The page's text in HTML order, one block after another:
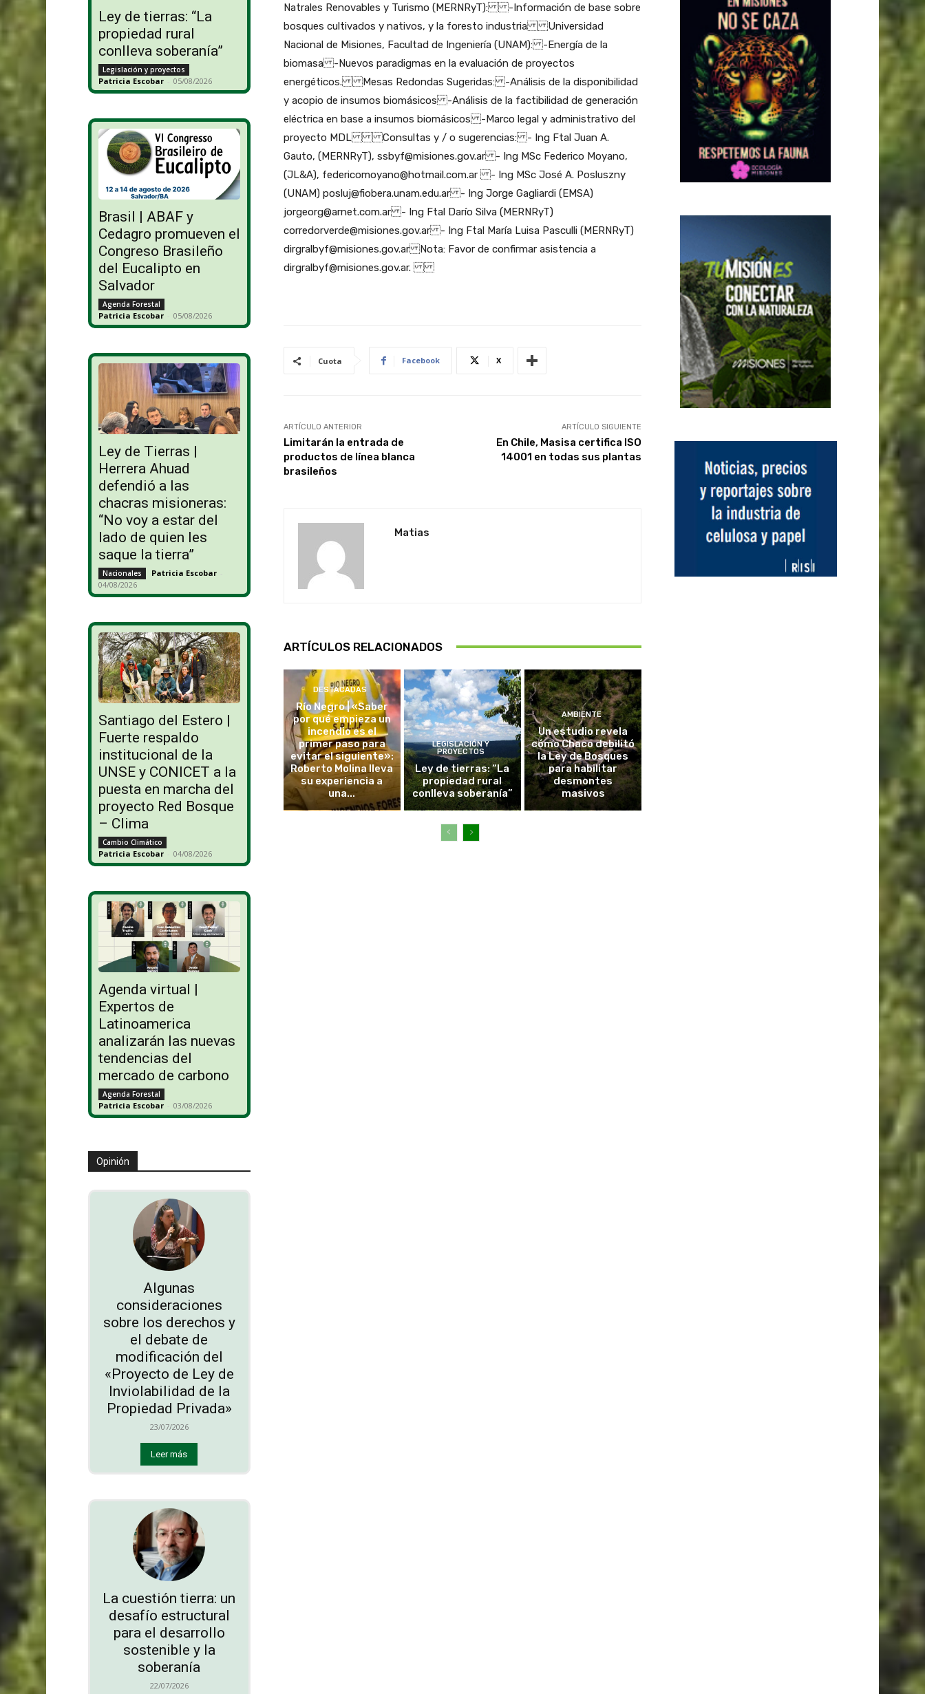
Ley de tierras: “La
propiedad rural
conlleva soberanía”
Legislación y proyectos
Patricia Escobar - 05/08/2026
Brasil | ABAF y
Cedagro promueven el
Congreso Brasileño
del Eucalipto en
Salvador
Agenda Forestal
Patricia Escobar - 05/08/2026
Ley de Tierras |
Herrera Ahuad
defendió a las
chacras misioneras:
“No voy a estar del
lado de quien les
saque la tierra”
Nacionales Patricia Escobar -
04/08/2026
Santiago del Estero |
Fuerte respaldo
institucional de la
UNSE y CONICET a la
puesta en marcha del
proyecto Red Bosque
– Clima
Cambio Climático
Patricia Escobar - 04/08/2026
Agenda virtual |
Expertos de
Latinoamerica
analizarán las nuevas
tendencias del
mercado de carbono
Agenda Forestal
Patricia Escobar - 03/08/2026
Opinión
Algunas
consideraciones
sobre los derechos y
el debate de
modificación del
«Proyecto de Ley de
Inviolabilidad de la
Propiedad Privada»
23/07/2026
Leer más
La cuestión tierra: un
desafío estructural
para el desarrollo
sostenible y la
soberanía
22/07/2026
Natrales Renovables y Turismo (MERNRyT): -Información de base sobre
bosques cultivados y nativos, y la foresto industria Universidad
Nacional de Misiones, Facultad de Ingeniería (UNAM): -Energía de la
biomasa -Nuevos paradigmas en la evaluación de proyectos
energéticos. Mesas Redondas Sugeridas: -Análisis de la disponibilidad
y acopio de insumos biomásicos -Análisis de la factibilidad de generación
eléctrica en base a insumos biomásicos -Marco legal y administrativo del
proyecto MDL Consultas y / o sugerencias: - Ing Ftal Juan A.
Gauto, (MERNRyT), ssbyf@misiones.gov.ar - Ing MSc Federico Moyano,
(JL&A), federicomoyano@hotmail.com.ar - Ing MSc José A. Posluszny
(UNAM) posluj@fiobera.unam.edu.ar - Ing Jorge Gagliardi (EMSA)
jorgeorg@arnet.com.ar - Ing Ftal Darío Silva (MERNRyT)
corredorverde@misiones.gov.ar - Ing Ftal María Luisa Pasculli (MERNRyT)
dirgralbyf@misiones.gov.ar Nota: Favor de confirmar asistencia a
dirgralbyf@misiones.gov.ar.
Cuota Facebook X
ARTÍCULO ANTERIOR
Limitarán la entrada de
productos de línea blanca
brasileños
ARTÍCULO SIGUIENTE
En Chile, Masisa certifica ISO
14001 en todas sus plantas
Matias
ARTÍCULOS RELACIONADOS
DESTACADAS
Río Negro | «Saber
por qué empieza un
incendio es el
primer paso para
evitar el siguiente»:
Roberto Molina lleva
su experiencia a
una...
LEGISLACIÓN Y
PROYECTOS
Ley de tierras: “La
propiedad rural
conlleva soberanía”
AMBIENTE
Un estudio revela
cómo Chaco debilitó
la Ley de Bosques
para habilitar
desmontes
masivos